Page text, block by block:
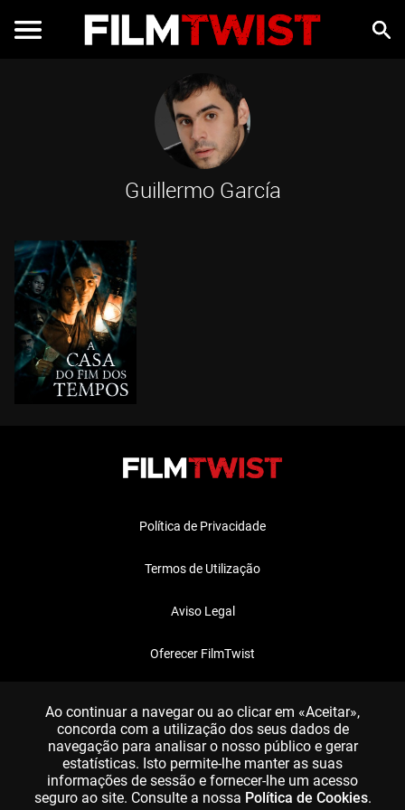
Guillermo García
Política de Privacidade
Termos de Utilização
Aviso Legal
Oferecer FilmTwist
Ao continuar a navegar ou ao clicar em «Aceitar»,
concorda com a utilização dos seus dados de
navegação para analisar o nosso público e gerar
estatísticas. Isto permite-lhe manter as suas
informações de sessão e fornecer-lhe um acesso
seguro ao site. Consulte a nossa Política de Cookies.